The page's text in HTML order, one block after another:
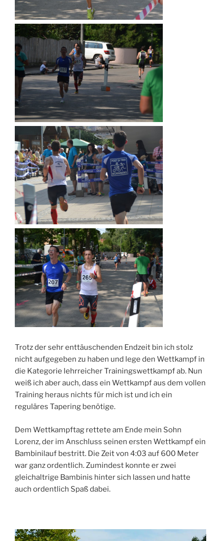
Trotz der sehr enttäuschenden Endzeit bin ich stolz
nicht aufgegeben zu haben und lege den Wettkampf in
die Kategorie lehrreicher Trainingswettkampf ab. Nun
weiß ich aber auch, dass ein Wettkampf aus dem vollen
Training heraus nichts für mich ist und ich ein
reguläres Tapering benötige.
Dem Wettkampftag rettete am Ende mein Sohn
Lorenz, der im Anschluss seinen ersten Wettkampf ein
Bambinilauf bestritt. Die Zeit von 4:03 auf 600 Meter
war ganz ordentlich. Zumindest konnte er zwei
gleichaltrige Bambinis hinter sich lassen und hatte
auch ordentlich Spaß dabei.
Video-